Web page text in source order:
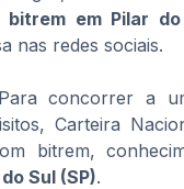
em Pilar do
nas redes sociais.
concorrer a
Carteira
bitrem,
Sul (SP).